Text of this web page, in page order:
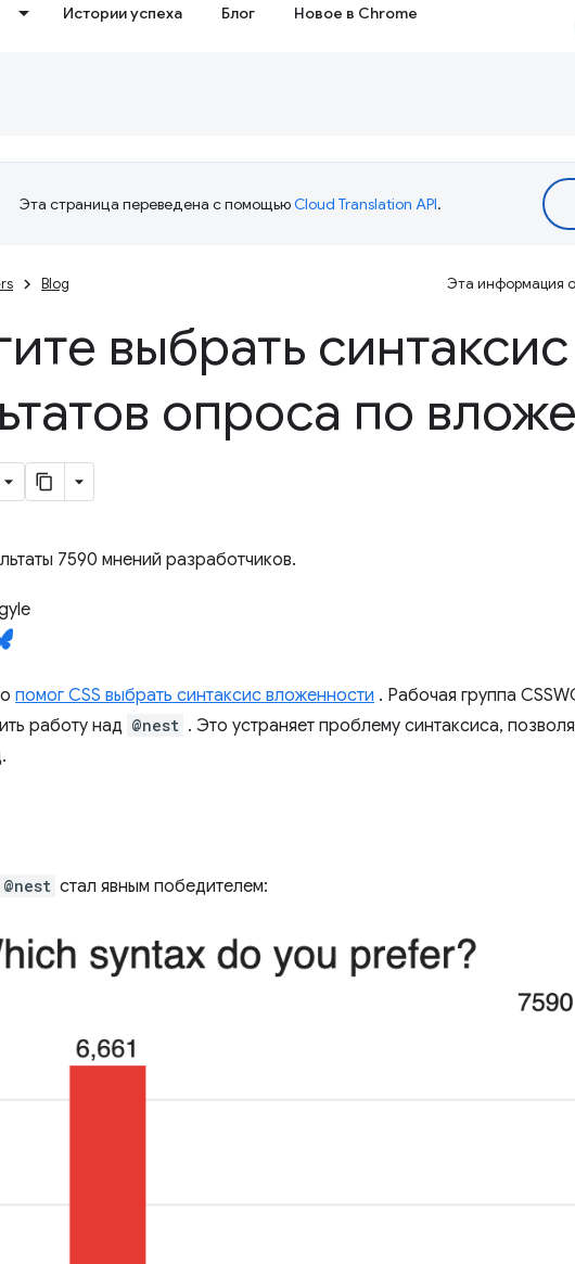
Истории успеха Блог Новое в Chrome
Эта страница переведена с помощьюCloud Translation API.
Blog Эта информация
выбрать
опроса по
7590 мнений разработчиков.
помог CSS выбрать синтаксис вложенности . Рабочая группа
работу над @nest . Это устраняет проблему синтаксиса,
@nest стал явным победителем: